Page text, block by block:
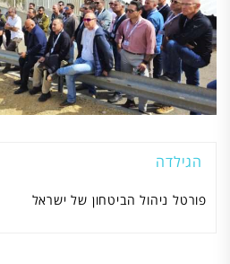
הגילדה
פורטל ניהול הביטחון של ישראל